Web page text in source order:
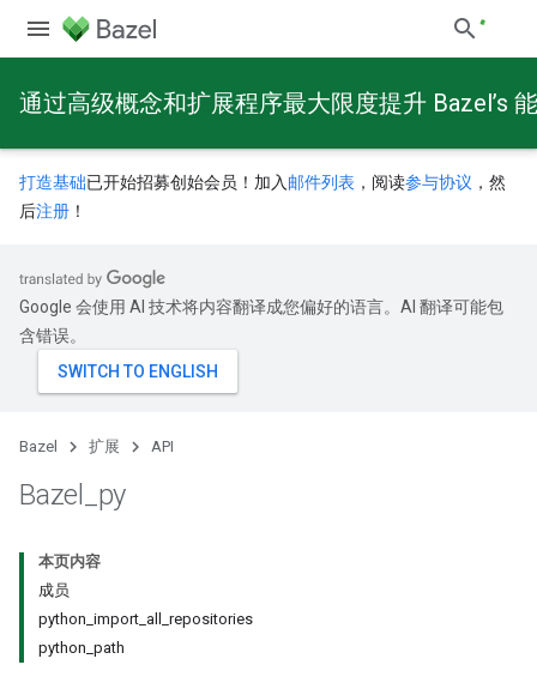
通过高级概念和扩展程序最大限度提升 Bazel’s
打造基础已开始招募创始会员！加入 邮件列表 ，阅读参与协议 ，然
后注册 ！
Google 会使用 AI 技术将内容翻译成您偏好的语言。AI 翻译可能包
含错误。
Bazel 扩展 API
Bazel py
本页内容
成员
python_import_all_repositories
python_path